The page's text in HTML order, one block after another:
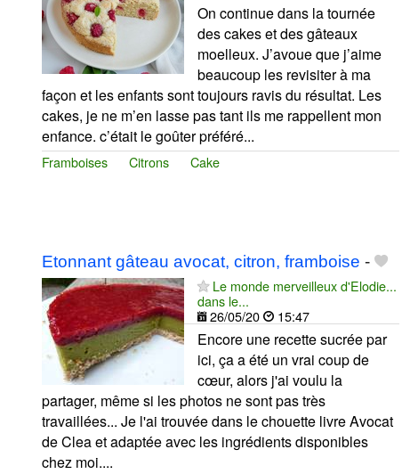
On continue dans la tournée
des cakes et des gâteaux
moelleux. J’avoue que j’aime
beaucoup les revisiter à ma
façon et les enfants sont toujours ravis du résultat. Les
cakes, je ne m’en lasse pas tant ils me rappellent mon
enfance. c’était le goûter préféré...
Framboises Citrons Cake
Etonnant gâteau avocat, citron, framboise -
Le monde merveilleux d'Elodie...
dans le...
26/05/20
15:47
Encore une recette sucrée par
ici, ça a été un vrai coup de
cœur, alors j'ai voulu la
partager, même si les photos ne sont pas très
travaillées... Je l'ai trouvée dans le chouette livre Avocat
de Clea et adaptée avec les ingrédients disponibles
chez moi....